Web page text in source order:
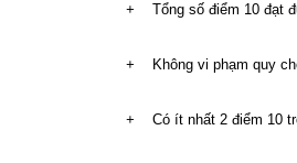
+ Tổng số điểm 10 đạt
+ Không vi phạm quy
+ Có ít nhất 2 điểm 10